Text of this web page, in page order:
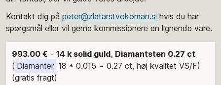
Kontakt dig på peter@zlatarstvokoman.si hvis du har
spørgsmål eller vil gerne kommissionere en lignende vare.
993.00 € - 14 k solid guld, Diamantsten 0.27 ct
( Diamanter 18 * 0.015 = 0.27 ct, høj kvalitet VS/F)
(gratis fragt)